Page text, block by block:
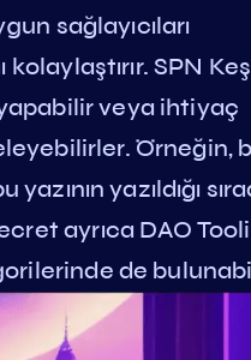
sağlayıcıları
SPN
veya ihtiyaç
Örneğin,
yazıldığı
ayrıca DAO
de